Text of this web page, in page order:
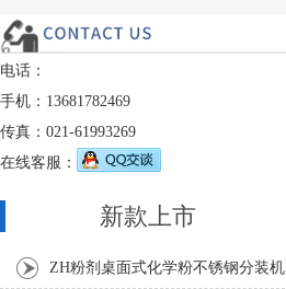
电话：
手机：13681782469
传真：021-61993269
在线客服：
新款上市
ZH粉剂桌面式化学粉不锈钢分装机